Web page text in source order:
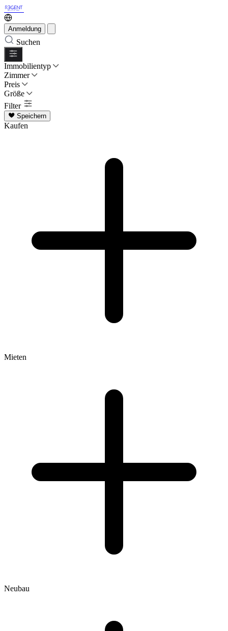
Anmeldung
Suchen
Immobilientyp
Zimmer
Preis
Größe
Filter
Speichern
Kaufen
Mieten
Neubau